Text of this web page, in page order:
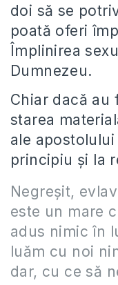
doi să se
poată oferi
Împlinirea
Dumnezeu.
Chiar dacă au
starea
ale
principiu și la
Negreşit,
este un mare
adus nimic în
luăm cu noi
dar, cu ce să